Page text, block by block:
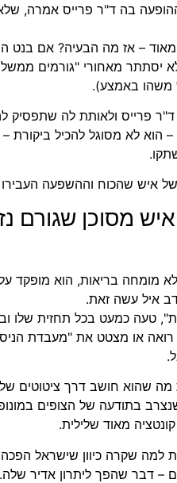
בה ד"ר פרייס אמרה, שלא
מאוד – אז מה הבעיה? אם
לא יסתתר מאחורי "גורמים
משהו באמצע).
ד"ר פרייס ולאותת לה שתפסיק
הוא לא מסוגל להכיל ביקורת –
איש שהכוח וההשפעה העבירו
מסוכן שגורם
מומחה בריאות, הוא מופקד
איל עשה זאת.
טעה כמעט בכל תחזית שלו
רואה או מצטט את "מעבדת
מה שהוא חושב דרך ציטוטים
מאוד שלילית.
למה שקרה כיוון שישראל
– דבר שהפך ליתרון אדיר שלה.